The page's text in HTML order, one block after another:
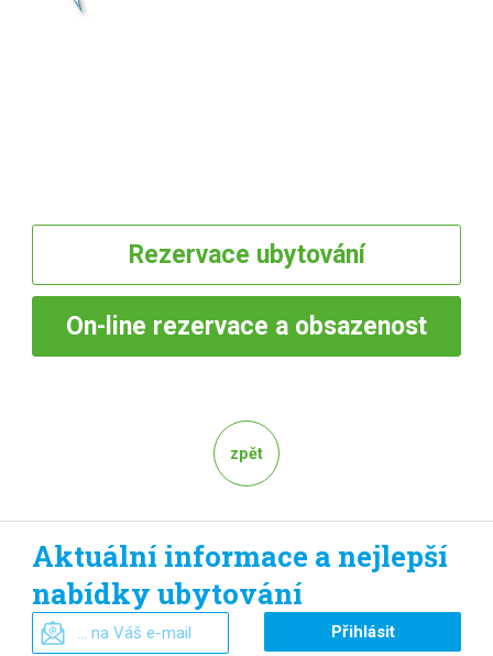
Rezervace ubytování
On-line rezervace a obsazenost
zpět
Aktuální informace a nejlepší
nabídky ubytování